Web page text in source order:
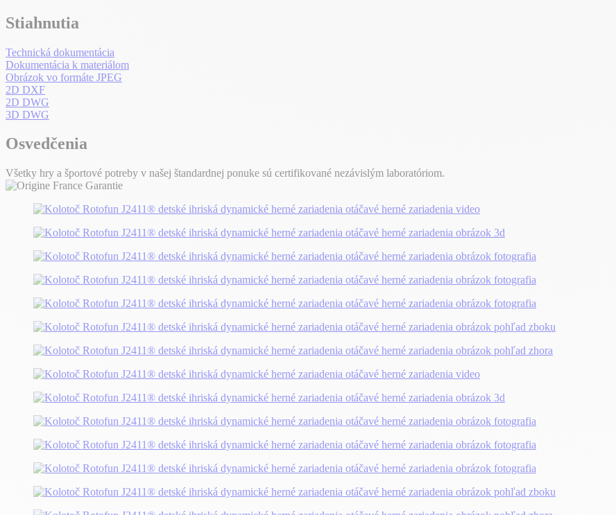
Stiahnutia
Technická dokumentácia
Dokumentácia k materiálom
Obrázok vo formáte JPEG
2D DXF
2D DWG
3D DWG
Osvedčenia
Všetky hry a športové potreby v našej štandardnej ponuke sú certifikované nezávislým laboratóriom.